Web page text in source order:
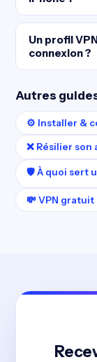
Un profil
connexion ?
Autres
⚙️ Installer &
❌ Résilier son
🛡️ À quoi sert
💸 VPN gratuit